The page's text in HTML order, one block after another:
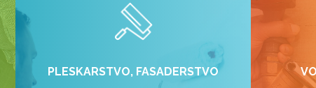
PLESKARSTVO, FASADERSTVO